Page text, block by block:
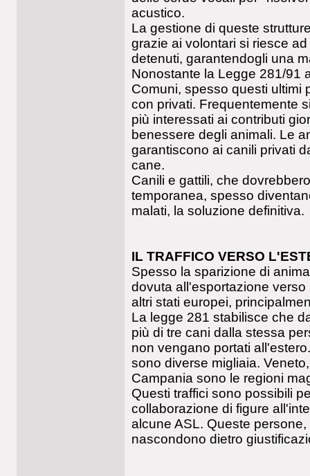
acustico.
La gestione di queste
grazie ai volontari si riesce
detenuti, garantendogli una
Nonostante la Legge 281/91
Comuni, spesso questi ultimi
con privati. Frequentemente
più interessati ai contributi
benessere degli animali. Le
garantiscono ai canili privati
cane.
Canili e gattili, che
temporanea, spesso
malati, la soluzione definitiva.
IL TRAFFICO VERSO
Spesso la sparizione di
dovuta all'esportazione
altri stati europei,
La legge 281 stabilisce che
più di tre cani dalla stessa
non vengano portati
sono diverse migliaia.
Campania sono le regioni
Questi traffici sono possibili
collaborazione di figure
alcune ASL. Queste
nascondono dietro